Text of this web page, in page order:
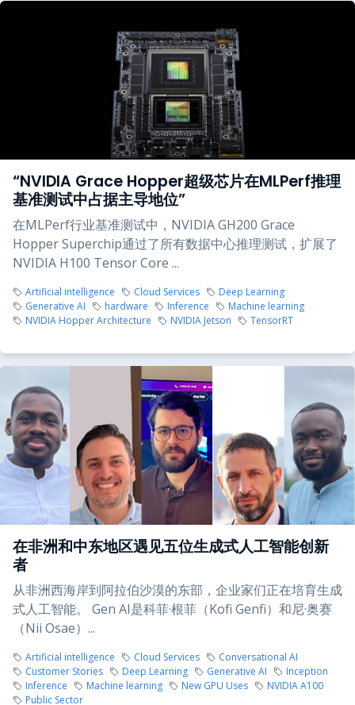
“NVIDIA Grace Hopper超级芯片在MLPerf推理
基准测试中占据主导地位”
在MLPerf行业基准测试中，NVIDIA GH200 Grace
Hopper Superchip通过了所有数据中心推理测试，扩展了
NVIDIA H100 Tensor Core ...
Artificial intelligence Cloud Services
Deep Learning
Generative AI
hardware Inference
Machine learning
NVIDIA Hopper Architecture
NVIDIA Jetson TensorRT
在非洲和中东地区遇见五位生成式人工智能创新
者
从非洲西海岸到阿拉伯沙漠的东部，企业家们正在培育生成
式人工智能。 Gen AI是科菲·根菲（Kofi Genfi）和尼·奥赛
（Nii Osae）...
Artificial intelligence Cloud Services
Conversational AI
Customer Stories
Deep Learning Generative AI
Inception
Inference
Machine learning New GPU Uses
NVIDIA A100
Public Sector